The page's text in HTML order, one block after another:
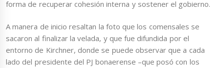
forma de recuperar cohesión interna y sostener el gobierno.
A manera de inicio resaltan la foto que los comensales se
sacaron al finalizar la velada, y que fue difundida por el
entorno de Kirchner, donde se puede observar que a cada
lado del presidente del PJ bonaerense –que posó con los